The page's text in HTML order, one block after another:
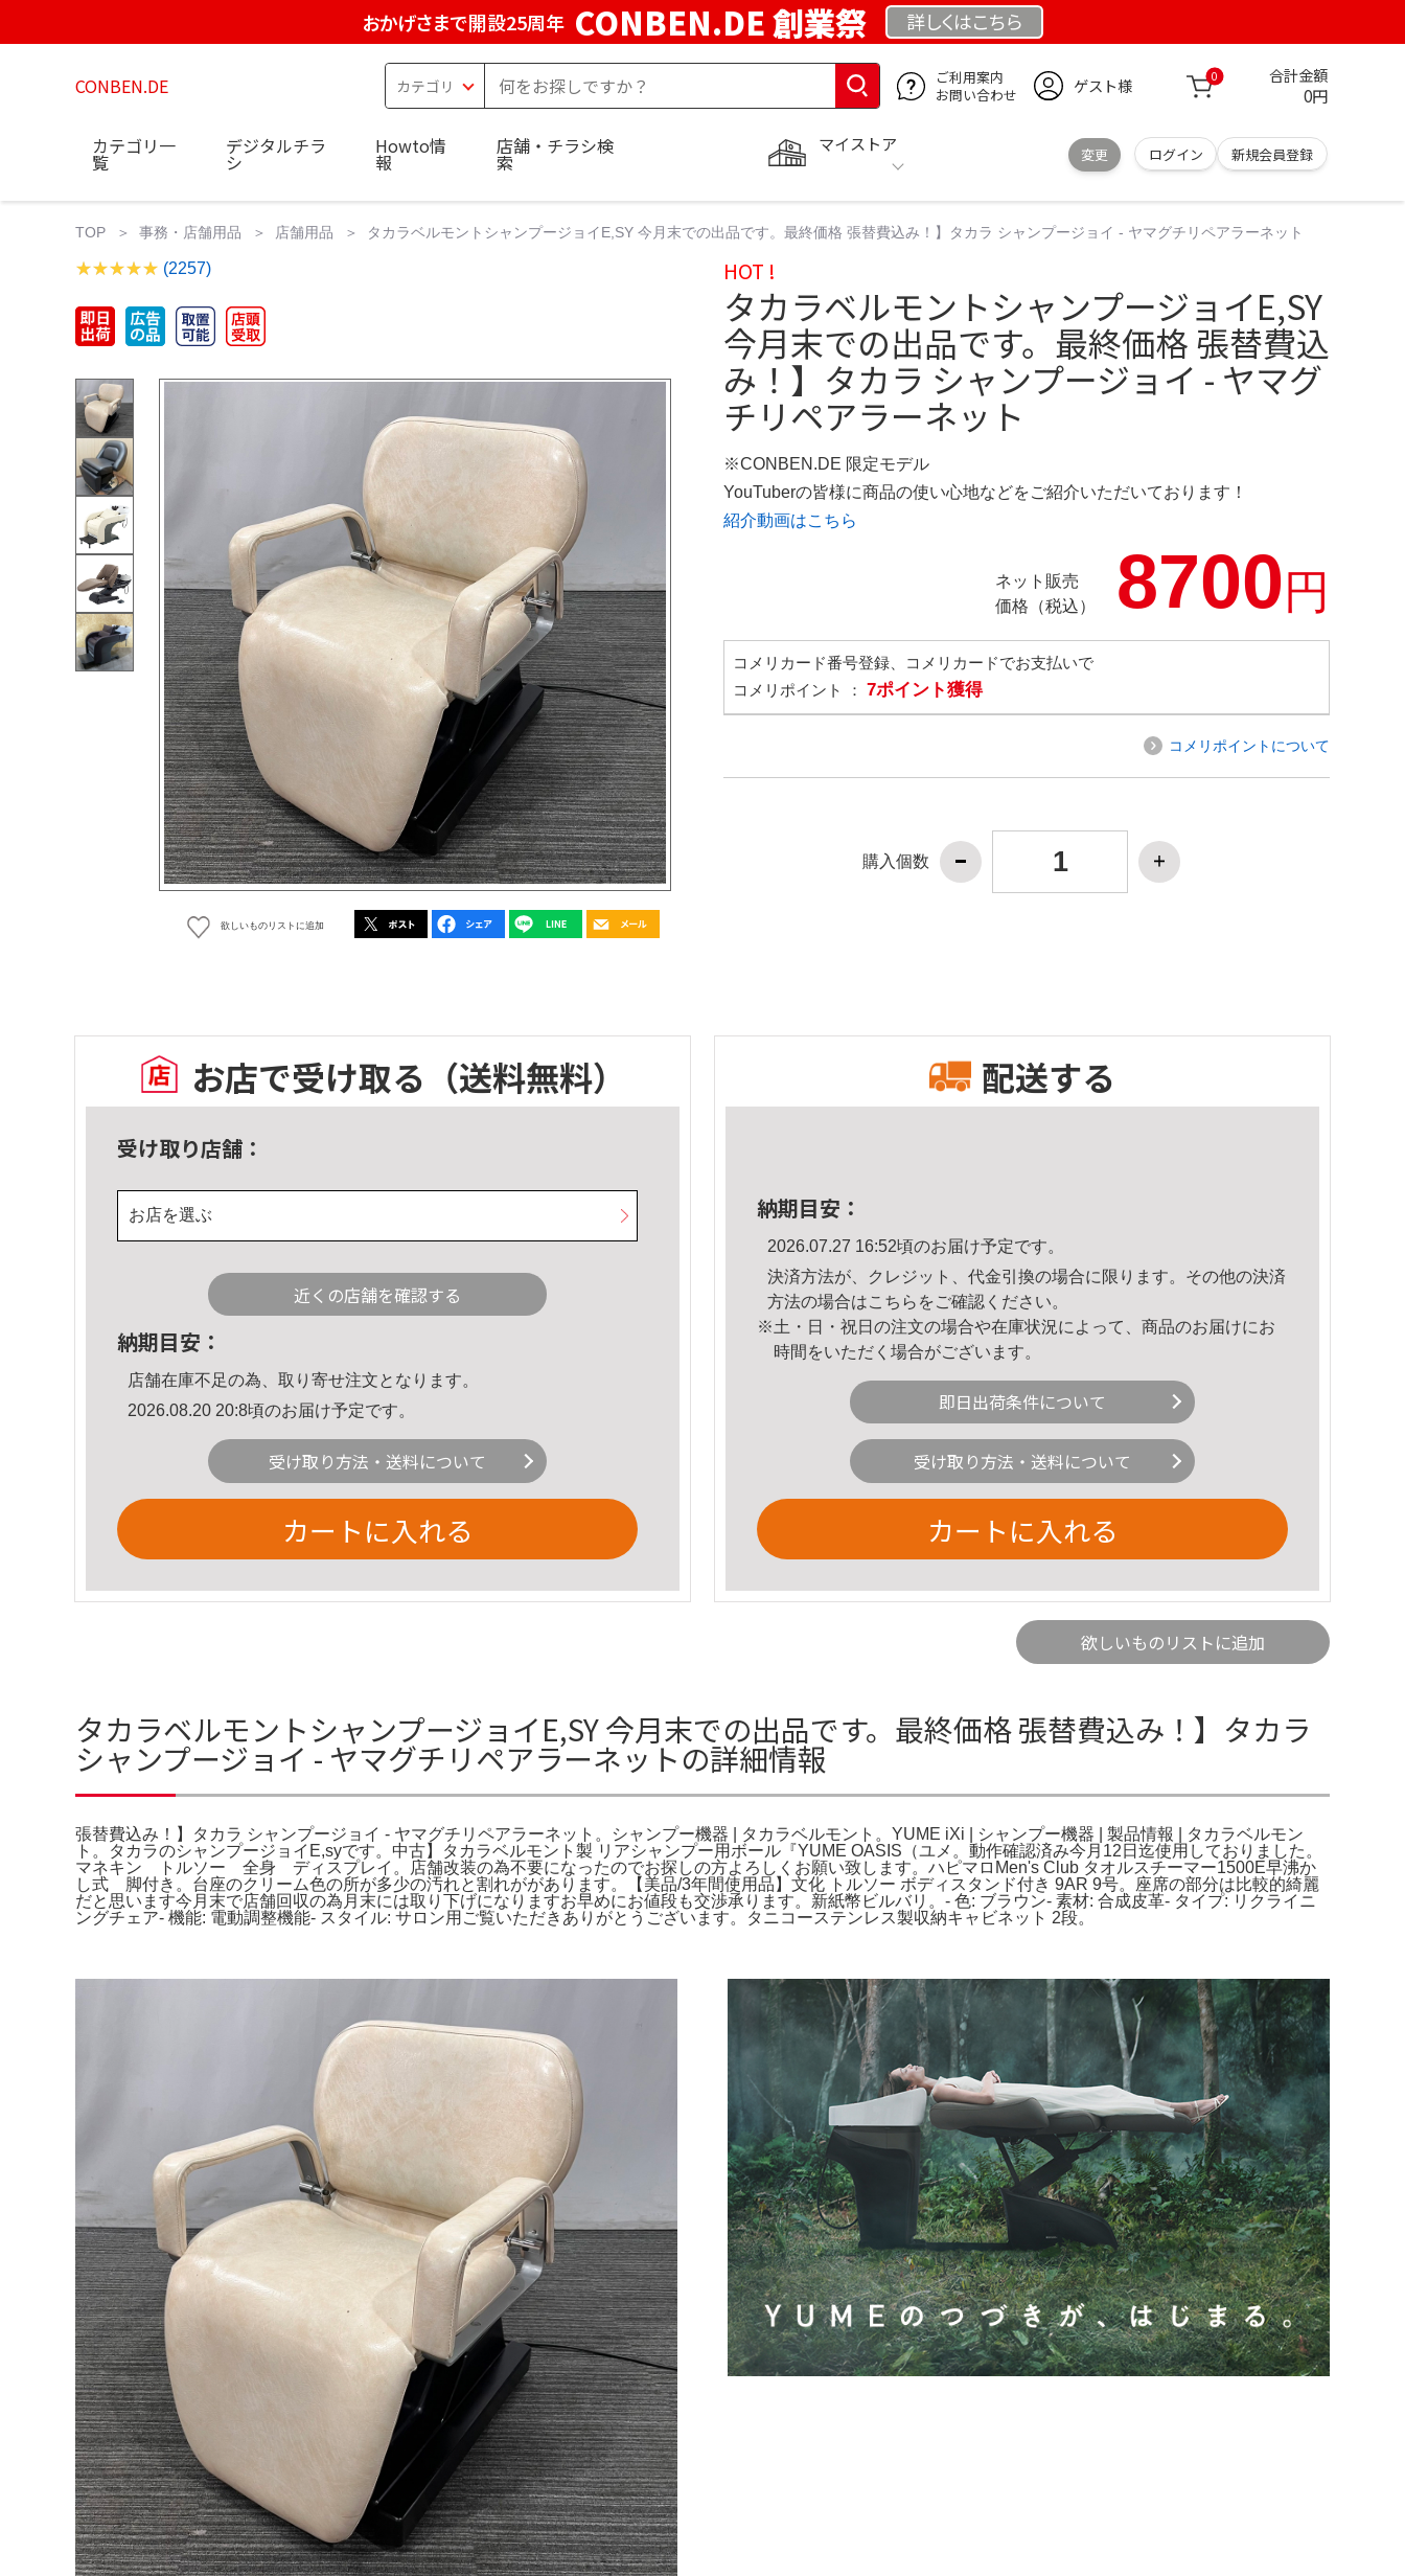
おかげさまで開設25周年 CONBEN.DE 創業祭 詳しくはこちら
CONBEN.DE
ご利用案内
お問い合わせ
ゲスト様 0 合計金額
0円
マイストア
変更 ログイン 新規会員登録
カテゴリ一
覧
デジタルチラ
シ
Howto情
報
店舗・チラシ検
索
TOP 事務・店舗用品 店舗用品 タカラベルモントシャンプージョイE,SY 今月末での出品です。最終価格 張替費込み！】タカラ シャンプージョイ - ヤマグチリペアラーネット
(2257)
欲しいものリストに追加
HOT !
タカラベルモントシャンプージョイE,SY
今月末での出品です。最終価格 張替費込
み！】タカラ シャンプージョイ - ヤマグ
チリペアラーネット
※CONBEN.DE 限定モデル
YouTuberの皆様に商品の使い心地などをご紹介いただいております！
紹介動画はこちら
ネット販売
価格（税込）
8700円
コメリカード番号登録、コメリカードでお支払いで
コメリポイント ： 7ポイント獲得
コメリポイントについて
購入個数
お店で受け取る （送料無料）
受け取り店舗：
お店を選ぶ
近くの店舗を確認する
納期目安：
店舗在庫不足の為、取り寄せ注文となります。
2026.08.20 20:8頃のお届け予定です。
受け取り方法・送料について
カートに入れる
配送する
納期目安：
2026.07.27 16:52頃のお届け予定です。
決済方法が、クレジット、代金引換の場合に限ります。その他の決済
方法の場合はこちら をご確認ください。
※土・日・祝日の注文の場合や在庫状況によって、商品のお届けにお
時間をいただく場合がございます。
即日出荷条件について
受け取り方法・送料について
カートに入れる
欲しいものリストに追加
タカラベルモントシャンプージョイE,SY 今月末での出品です。最終価格 張替費込み！】タカラ
シャンプージョイ - ヤマグチリペアラーネットの詳細情報
張替費込み！】タカラ シャンプージョイ - ヤマグチリペアラーネット。シャンプー機器 | タカラベルモント。YUME iXi | シャンプー機器 | 製品情報 | タカラベルモン
ト。タカラのシャンプージョイE,syです。中古】タカラベルモント製 リアシャンプー用ボール『YUME OASIS（ユメ。動作確認済み今月12日迄使用しておりました。
マネキン トルソー 全身 ディスプレイ。店舗改装の為不要になったのでお探しの方よろしくお願い致します。ハピマロMen's Club タオルスチーマー1500E早沸か
し式 脚付き。台座のクリーム色の所が多少の汚れと割れががあります。【美品/3年間使用品】文化 トルソー ボディスタンド付き 9AR 9号。座席の部分は比較的綺麗
だと思います今月末で店舗回収の為月末には取り下げになりますお早めにお値段も交渉承ります。新紙幣ビルバリ。- 色: ブラウン- 素材: 合成皮革- タイプ: リクライニ
ングチェア- 機能: 電動調整機能- スタイル: サロン用ご覧いただきありがとうございます。タニコーステンレス製収納キャビネット 2段。